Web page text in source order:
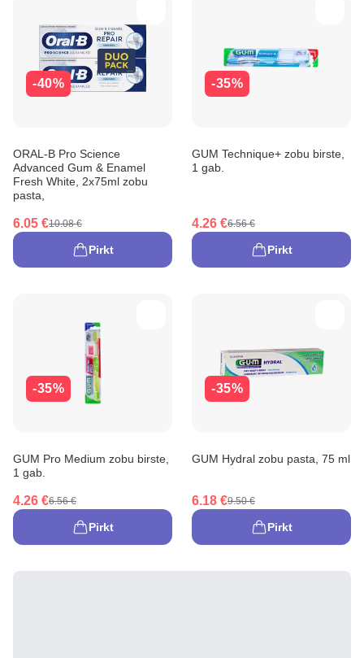
-40%
ORAL-B Pro Science
Advanced Gum & Enamel
Fresh White, 2x75ml zobu
pasta,
6.05 €10.08 €
Pirkt
-35%
GUM Technique+ zobu birste,
1 gab.
4.26 €6.56 €
Pirkt
-35%
GUM Pro Medium zobu birste,
1 gab.
4.26 €6.56 €
Pirkt
-35%
GUM Hydral zobu pasta, 75 ml
6.18 €9.50 €
Pirkt